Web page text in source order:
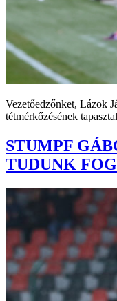
Vezetőedzőnket, Lázok
tétmérkőzésének
STUMPF
TUDUNK